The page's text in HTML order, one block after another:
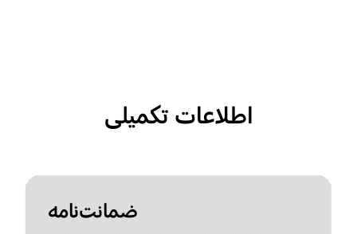
اطلاعات تکمیلی
ضمانت‌نامه